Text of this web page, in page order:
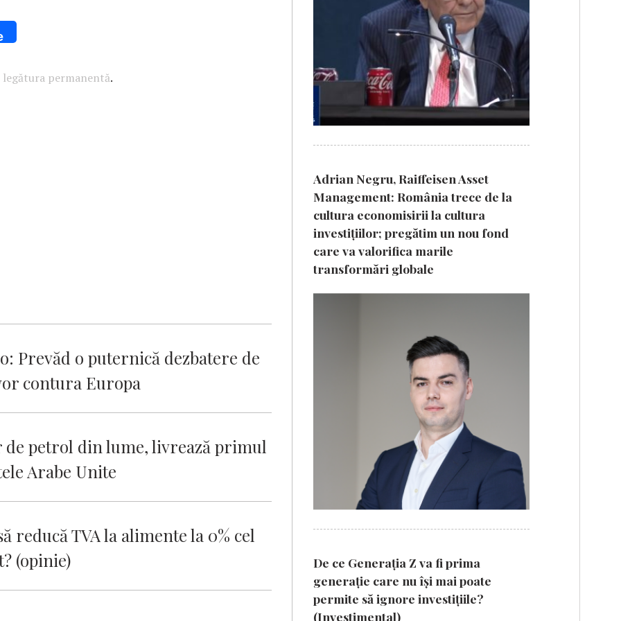
legătura permanentă.
Prevăd o puternică dezbatere de
contura Europa
petrol din lume, livrează primul
Arabe Unite
reducă TVA la alimente la 0% cel
(opinie)
Adrian Negru, Raiffeisen Asset
Management: România trece de la
cultura economisirii la cultura
investițiilor; pregătim un nou fond
care va valorifica marile
transformări globale
De ce Generația Z va fi prima
generație care nu își mai poate
permite să ignore investițiile?
(Investimental)